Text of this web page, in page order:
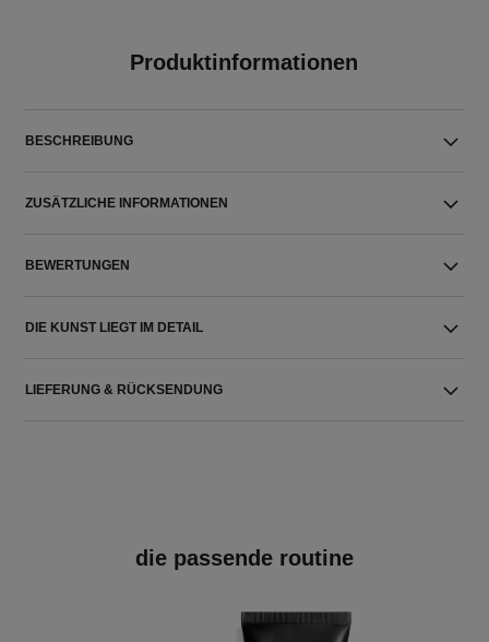
Produktinformationen
BESCHREIBUNG
ZUSÄTZLICHE INFORMATIONEN
BEWERTUNGEN
DIE KUNST LIEGT IM DETAIL
LIEFERUNG & RÜCKSENDUNG
die passende routine